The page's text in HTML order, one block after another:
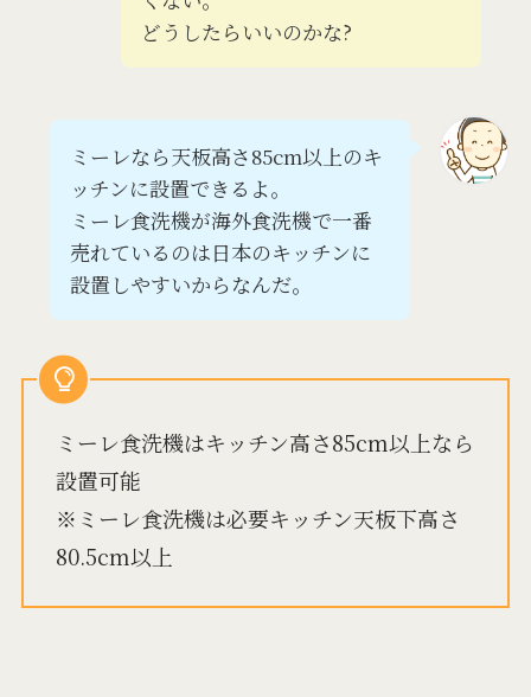
どうしたらいいのかな?
ミーレなら天板高さ85cm以上のキ
ッチンに設置できるよ。
ミーレ食洗機が海外食洗機で一番
売れているのは日本のキッチンに
設置しやすいからなんだ。
ミーレ食洗機はキッチン高さ85cm以上なら
設置可能
※ミーレ食洗機は必要キッチン天板下高さ
80.5cm以上